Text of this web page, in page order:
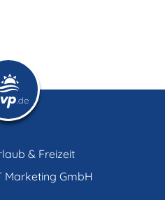
& Freizeit
Marketing GmbH